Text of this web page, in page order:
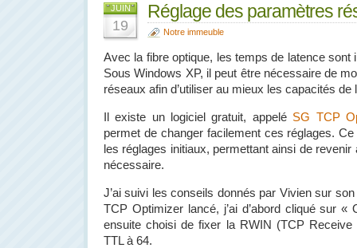
JUIN
19
Réglage des paramètres
Notre immeuble
Avec la fibre optique, les temps de latence sont
Sous Windows XP, il peut être nécessaire de
réseaux afin d’utiliser au mieux les capacités de
Il existe un logiciel gratuit, appelé SG TCP
permet de changer facilement ces réglages.
les réglages initiaux, permettant ainsi de
nécessaire.
J’ai suivi les conseils donnés par Vivien sur
TCP Optimizer lancé, j’ai d’abord cliqué sur «
ensuite choisi de fixer la RWIN (TCP
TTL à 64.